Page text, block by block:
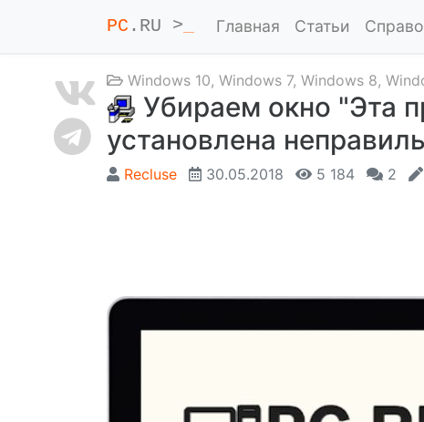
PC .RU > Главная Статьи
Windows 10, Windows 7, Windows 8,
Убираем окно "Эта
установлена
Recluse 30.05.2018 5 184 2